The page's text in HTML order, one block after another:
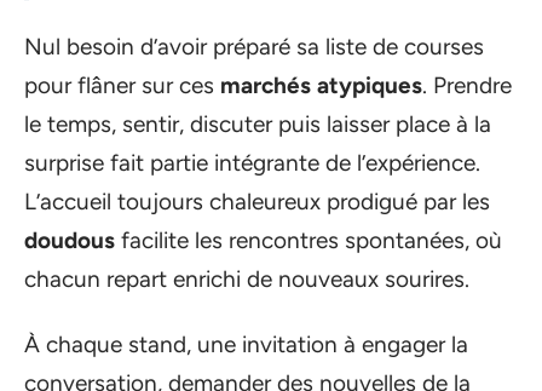
Nul besoin d’avoir préparé sa liste de courses
pour flâner sur ces marchés atypiques. Prendre
le temps, sentir, discuter puis laisser place à la
surprise fait partie intégrante de l’expérience.
L’accueil toujours chaleureux prodigué par les
doudous facilite les rencontres spontanées, où
chacun repart enrichi de nouveaux sourires.
À chaque stand, une invitation à engager la
conversation, demander des nouvelles de la